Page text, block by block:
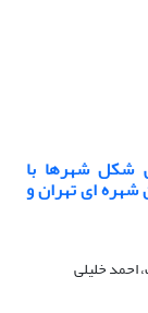
شکل شهرها با
شهره ای تهران و
احمد خلیلی